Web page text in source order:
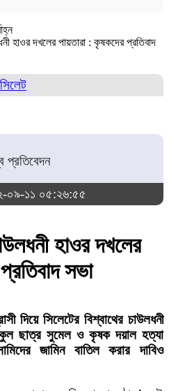
হাওর দখলের পায়তারা : কৃষকদের প্রতিবাদ
সিলেট
প্রতিবেদন
০৯-১১ ০৫:২৬:৫৫
হাওর দখলের
সভা
দিয়ে সিলেটের বিশ্বাথের চাউলধনী
ছাত্র সুমেল ও কৃষক দয়াল হত্যা
জামিন বাতিল করার দাবিও